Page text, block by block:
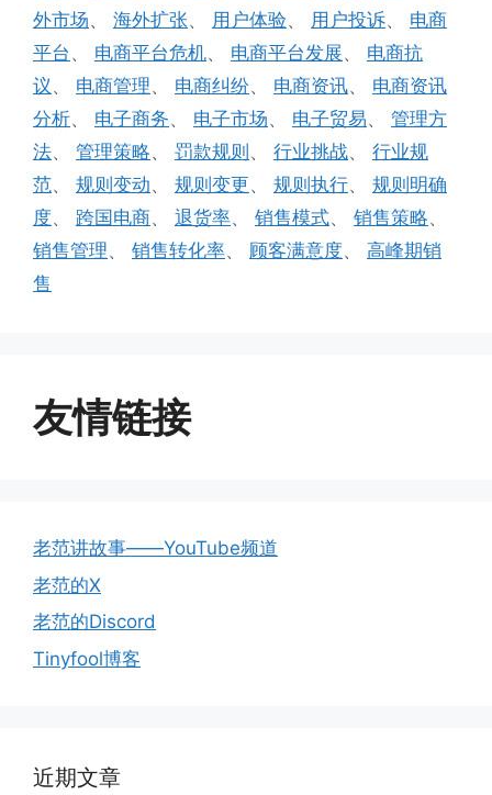
外市场、 海外扩张、 用户体验、 用户投诉、 电商
平台 、 电商平台危机、 电商平台发展、 电商抗
议 、 电商管理、 电商纠纷、 电商资讯、 电商资讯
分析、 电子商务、 电子市场、 电子贸易、 管理方
法、 管理策略、 罚款规则 、 行业挑战、 行业规
范、 规则变动、 规则变更、 规则执行、 规则明确
度、 跨国电商、 退货率、 销售模式、 销售策略、
销售管理、 销售转化率、 顾客满意度、 高峰期销
售
友情链接
老范讲故事——YouTube频道
老范的X
老范的Discord
Tinyfool博客
近期文章